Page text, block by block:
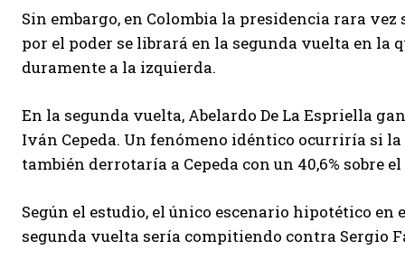
Sin embargo, en Colombia la presidencia rara
por el poder se librará en la segunda vuelta en
duramente a la izquierda.
En la segunda vuelta, Abelardo De La Espriella
Iván Cepeda. Un fenómeno idéntico ocurriría si
también derrotaría a Cepeda con un 40,6% sobre el
Según el estudio, el único escenario hipotético
segunda vuelta sería compitiendo contra Sergio